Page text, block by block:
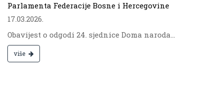
Parlamenta Federacije Bosne i Hercegovine
17.03.2026.
Obavijest o odgodi 24. sjednice Doma naroda...
više